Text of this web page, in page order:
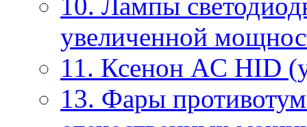
увеличенной
11. Ксенон AC HID
13. Фары